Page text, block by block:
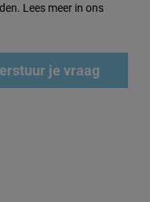
Lees meer in ons
je vraag